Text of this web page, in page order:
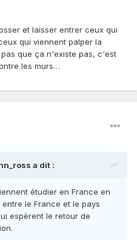
et laisser entrer ceux qui
qui viennent palper la
que ça n'existe pas, c'est
les murs…
a dit :
étudier en France en
le France et le pays
espèrent le retour de